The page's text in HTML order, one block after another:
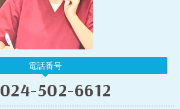
電話番号
024-502-6612